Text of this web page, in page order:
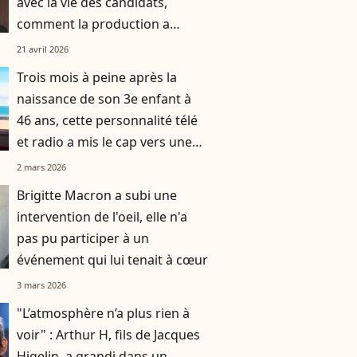
comment la production a
réussi à le faire rempiler
21 avril 2026
Trois mois à peine après la
naissance de son 3e enfant à
46 ans, cette personnalité télé
et radio a mis le cap vers une
destination chic et prisée
2 mars 2026
Brigitte Macron a subi une
intervention de l'oeil, elle n'a
pas pu participer à un
événement qui lui tenait à cœur
3 mars 2026
"L’atmosphère n’a plus rien à
voir" : Arthur H, fils de Jacques